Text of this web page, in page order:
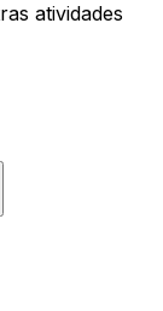
atividades